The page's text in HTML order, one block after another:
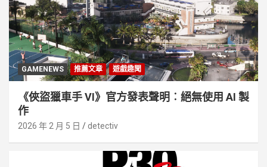
GAMENEWS 推薦文章 遊戲趣聞
《俠盜獵車手 VI》官方發表聲明︰絕無使用 AI 製
作
2026 年 2 月 5 日 detectiv